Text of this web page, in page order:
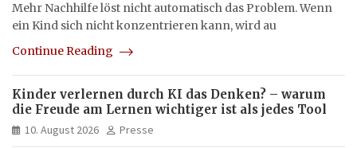
Mehr Nachhilfe löst nicht automatisch das Problem. Wenn
ein Kind sich nicht konzentrieren kann, wird au
Continue Reading
Kinder verlernen durch KI das Denken? – warum
die Freude am Lernen wichtiger ist als jedes Tool
10. August 2026 Presse